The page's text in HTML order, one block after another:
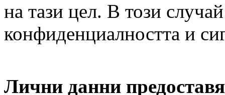
на тази цел. В този
конфиденциалността и
Лични данни